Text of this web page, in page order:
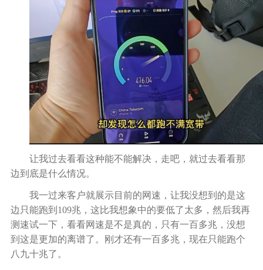
让我过去看看这种能不能解决， 走吧，就过去看看那
边到底是什么情况。
我一过来客户就展示目前的网速 ， 让我没想到的是这
边只能跑到 109兆，这比我想象中的要低了太多，然后我再
测速试一下，看看网速是不是真的，只有一百多兆，没想
到这是更加的离谱了。刚才还有一百多兆，现在只能跑个
八九十兆了。